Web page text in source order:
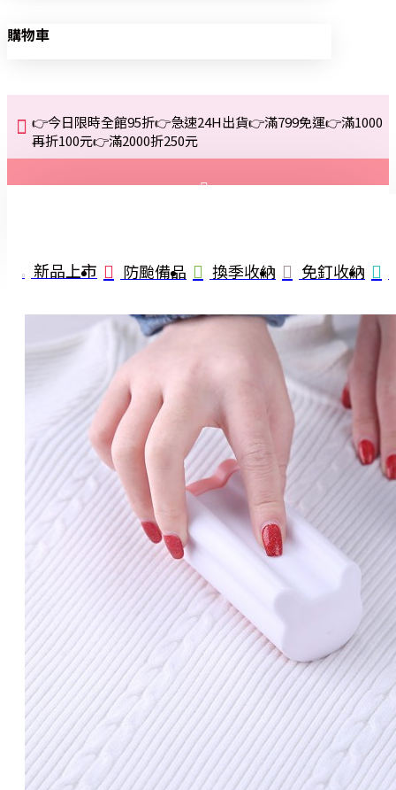
購物車
👉今日限時全館95折👉急速24H出貨👉滿799免運👉滿1000
再折100元👉滿2000折250元
註冊
詢問
新品上市 防颱備品 換季收納 免釘收納